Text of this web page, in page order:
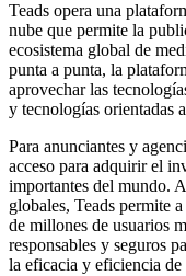
Teads opera una
nube que permite la
ecosistema global de
punta a punta, la
aprovechar las
y tecnologías orientadas
Para anunciantes y
acceso para adquirir el
importantes del mundo.
globales, Teads permite
de millones de usuarios
responsables y seguros
la eficacia y eficiencia de